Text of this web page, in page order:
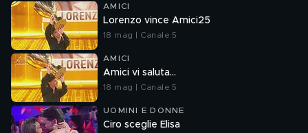
AMICI
Lorenzo vince Amici25
18 mag | Canale 5
AMICI
Amici vi saluta...
18 mag | Canale 5
UOMINI E DONNE
Ciro sceglie Elisa